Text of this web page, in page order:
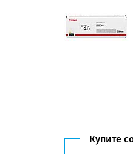
Купите